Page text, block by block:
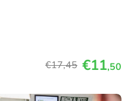
€17,45 €11,50